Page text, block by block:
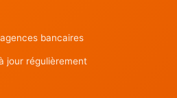
bancaires
jour régulièrement